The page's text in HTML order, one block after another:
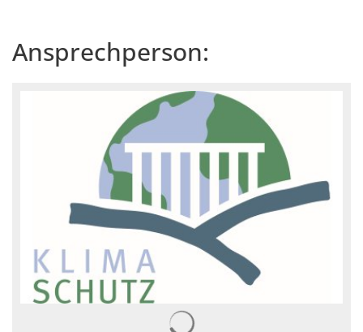
Ansprechperson: